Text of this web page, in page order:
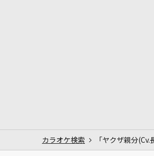
カラオケ検索 「ヤクザ親分